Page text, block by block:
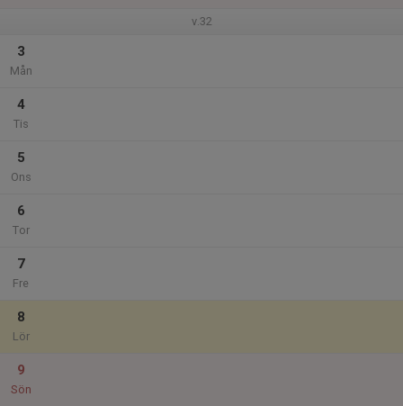
v.32
3
Mån
4
Tis
5
Ons
6
Tor
7
Fre
8
Lör
9
Sön